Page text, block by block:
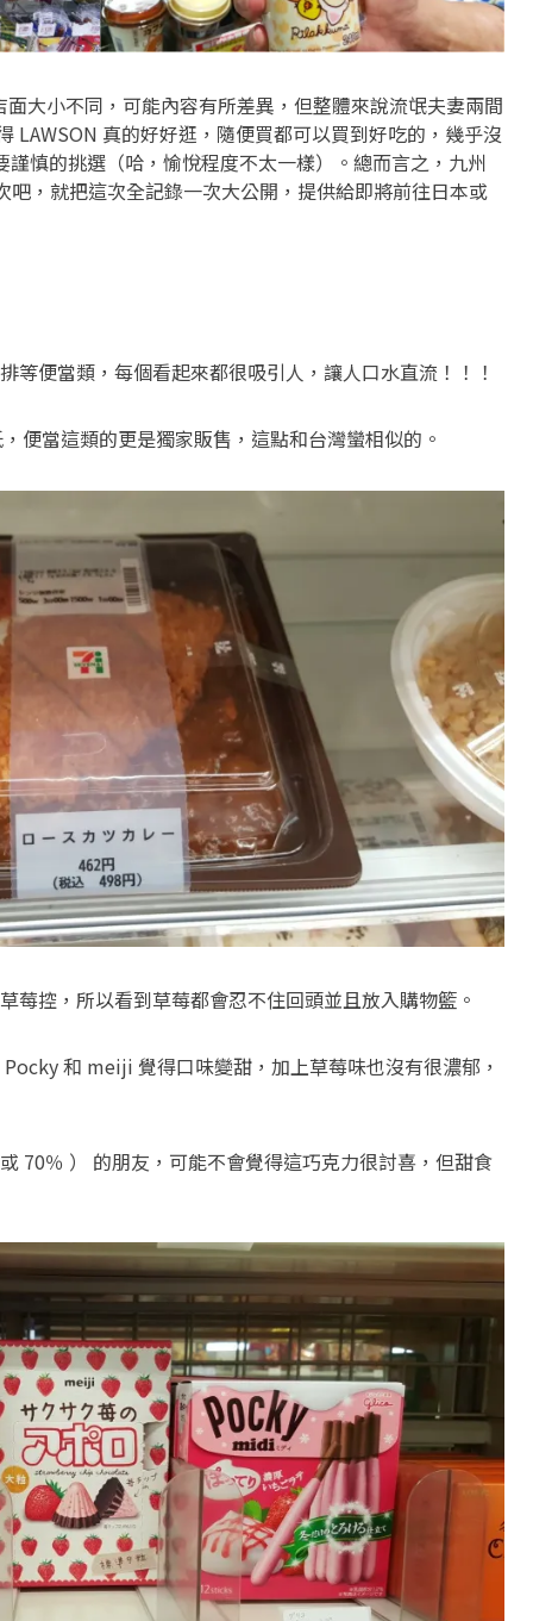
大小不同，可能內容有所差異，但整體來說流氓夫妻兩間
LAWSON 真的好好逛，隨便買都可以買到好吃的，幾乎沒
慎的挑選（哈，愉悅程度不太一樣）。總而言之，九州
，就把這次全記錄一次大公開，提供給即將前往日本或
等便當類，每個看起來都很吸引人，讓人口水直流！！！
便當這類的更是獨家販售，這點和台灣蠻相似的。
莓控，所以看到草莓都會忍不住回頭並且放入購物籃。
和 meiji 覺得口味變甜，加上草莓味也沒有很濃郁，
70％ ） 的朋友，可能不會覺得這巧克力很討喜，但甜食